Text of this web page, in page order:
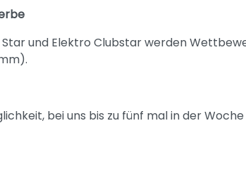
Star und Elektro Clubstar werden
bei uns bis zu fünf mal in der